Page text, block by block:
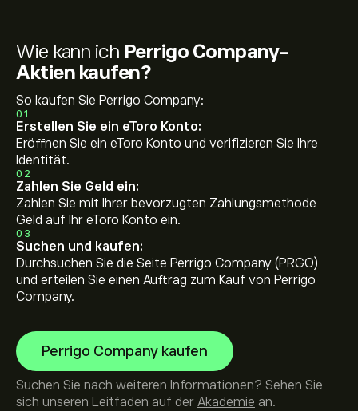
Wie kann ich Perrigo Company-
Aktien kaufen?
So kaufen Sie Perrigo Company:
01
Erstellen Sie ein eToro Konto:
Eröffnen Sie ein eToro Konto und verifizieren Sie Ihre
Identität.
02
Zahlen Sie Geld ein:
Zahlen Sie mit Ihrer bevorzugten Zahlungsmethode
Geld auf Ihr eToro Konto ein.
03
Suchen und kaufen:
Durchsuchen Sie die Seite Perrigo Company (PRGO)
und erteilen Sie einen Auftrag zum Kauf von Perrigo
Company.
Perrigo Company kaufen
Suchen Sie nach weiteren Informationen? Sehen Sie
sich unseren Leitfaden auf der Akademie an.